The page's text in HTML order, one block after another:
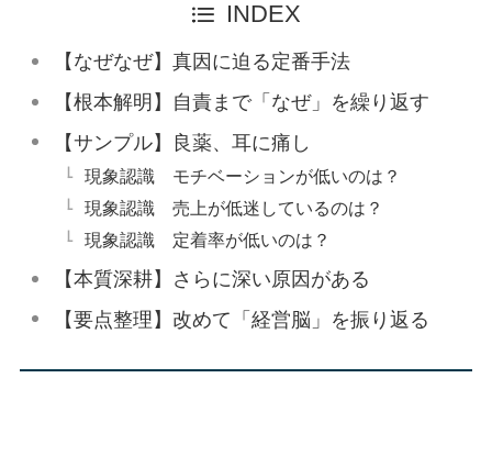
INDEX
【なぜなぜ】真因に迫る定番手法
【根本解明】自責まで「なぜ」を繰り返す
【サンプル】良薬、耳に痛し
現象認識 モチベーションが低いのは？
現象認識 売上が低迷しているのは？
現象認識 定着率が低いのは？
【本質深耕】さらに深い原因がある
【要点整理】改めて「経営脳」を振り返る